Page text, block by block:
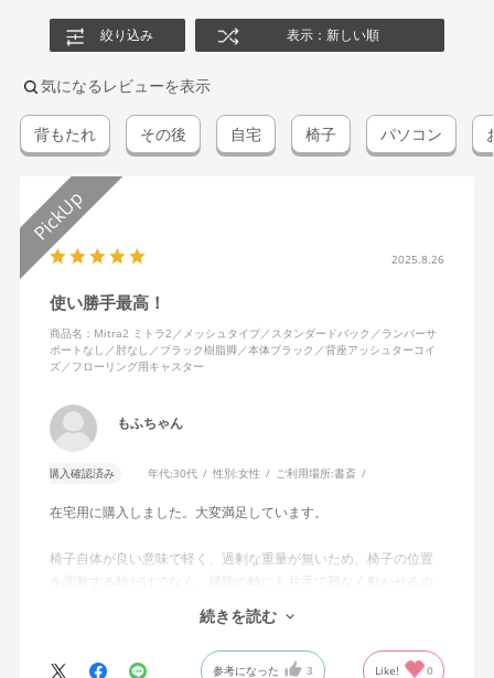
絞り込み 表示：新しい順
気になるレビューを表示
背もたれ その後 自宅 椅子 パソコン
2025.8.26
使い勝手最高！
商品名：Mitra2 ミトラ2／メッシュタイプ／スタンダードバック／ランバーサ
ポートなし／肘なし／ブラック樹脂脚／本体ブラック／背座アッシュターコイ
ズ／フローリング用キャスター
もふちゃん
購入確認済み 年代:30代 性別:女性 ご利用場所:書斎
在宅用に購入しました。大変満足しています。
椅子自体が良い意味で軽く、過剰な重量が無いため、椅子の位置
を調整する時だけでなく、掃除の時にも片手で難なく動かせるの
で、ストレスを感じません。
背中はメッシュ素材でハリがあり、沈み込みすぎないところが気
に入っています。色も画像通りのアッシュブルーで、部屋の差し
続きを読む
参考になった 3 Like! 0